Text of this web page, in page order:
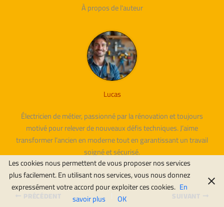
À propos de l'auteur
Lucas
Électricien de métier, passionné par la rénovation et toujours
motivé pour relever de nouveaux défis techniques. J’aime
transformer l’ancien en moderne tout en garantissant un travail
soigné et sécurisé.
PRÉCÉDENT SUIVANT
Les cookies nous permettent de vous proposer nos services
plus facilement. En utilisant nos services, vous nous donnez
expressément votre accord pour exploiter ces cookies. En
savoir plus
OK